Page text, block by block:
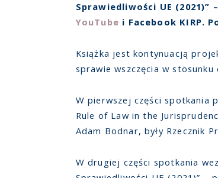
Sprawiedliwości UE
YouTube i Facebook KIRP.
Książka jest kontynuacją
sprawie wszczęcia w
W pierwszej części spotkania
Rule of Law in the
Adam Bodnar, były Rzecznik
W drugiej części spotkania